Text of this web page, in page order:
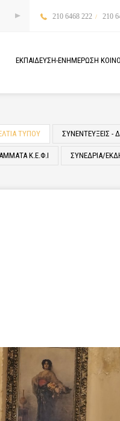
210 6468 222 210
ΕΚΠΑΙΔΕΥΣΗ-ΕΝΗΜΕΡΩΣΗ
ΤΥΠΟΥ ΣΥΝΕΝΤΕΥΞΕΙΣ -
Κ.Ε.Φ.Ι ΣΥΝΕΔΡΙΑ/